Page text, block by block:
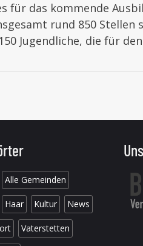
für das kommende
rund 850 Stellen
Jugendliche, die für den
Alle Gemeinden
Haar Kultur News
Vaterstetten